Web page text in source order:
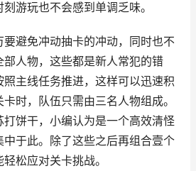
游玩也不会感到单调乏味。
要避免冲动抽卡的冲动，同时也不
人物，这些都是新人常犯的错
主线任务推进，这样可以迅速积
时，队伍只需由三名人物组成。
饼干，小编认为是一个高效清怪
于此。除了这些之后再组合壹个
松应对关卡挑战。